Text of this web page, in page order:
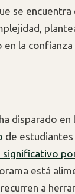
se
en la
disparado
de
significativo
está
a